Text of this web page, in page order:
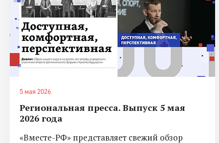
5 мая 2026
Региональная пресса. Выпуск 5 мая
2026 года
«Вместе-РФ» представляет свежий обзор